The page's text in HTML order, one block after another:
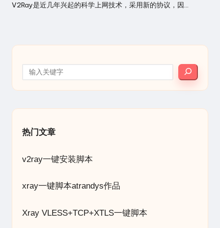
V2Ray是近几年兴起的科学上网技术，采用新的协议，因…
搜索
热门文章
v2ray一键安装脚本
xray一键脚本atrandys作品
Xray VLESS+TCP+XTLS一键脚本